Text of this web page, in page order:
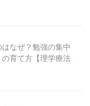
なぜ？勉強の集中
育て方【理学療法